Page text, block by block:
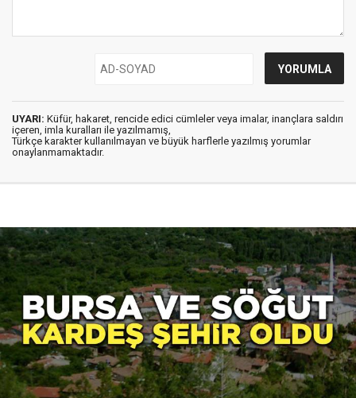
UYARI: Küfür, hakaret, rencide edici cümleler veya imalar, inançlara saldırı
içeren, imla kuralları ile yazılmamış,
Türkçe karakter kullanılmayan ve büyük harflerle yazılmış yorumlar
onaylanmamaktadır.